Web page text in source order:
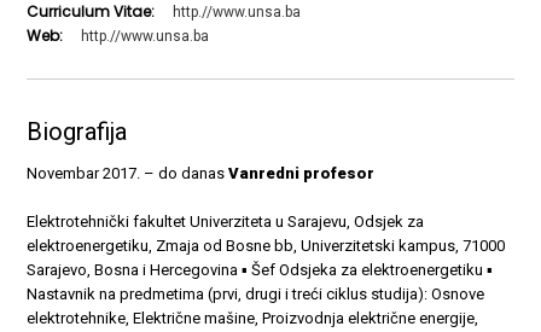
Curriculum Vitae: http.//www.unsa.ba
Web: http.//www.unsa.ba
Biografija
Novembar 2017. – do danasVanredni profesor
Elektrotehnički fakultet Univerziteta u Sarajevu, Odsjek za
elektroenergetiku, Zmaja od Bosne bb, Univerzitetski kampus, 71000
Sarajevo, Bosna i Hercegovina ▪ Šef Odsjeka za elektroenergetiku ▪
Nastavnik na predmetima (prvi, drugi i treći ciklus studija): Osnove
elektrotehnike, Električne mašine, Proizvodnja električne energije,